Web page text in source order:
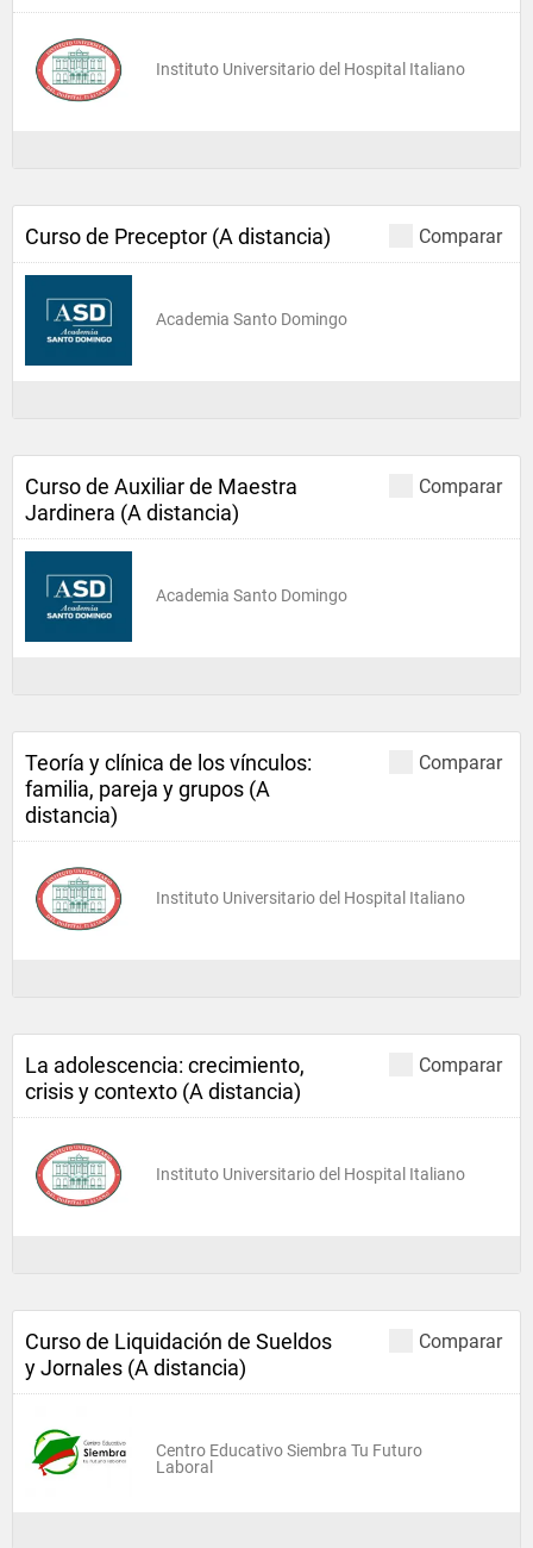
Instituto Universitario del Hospital Italiano
Comparar
Curso de Preceptor (A distancia)
Academia Santo Domingo
Comparar
Curso de Auxiliar de Maestra
Jardinera (A distancia)
Academia Santo Domingo
Comparar
Teoría y clínica de los vínculos:
familia, pareja y grupos (A
distancia)
Instituto Universitario del Hospital Italiano
Comparar
La adolescencia: crecimiento,
crisis y contexto (A distancia)
Instituto Universitario del Hospital Italiano
Comparar
Curso de Liquidación de Sueldos
y Jornales (A distancia)
Centro Educativo Siembra Tu Futuro
Laboral